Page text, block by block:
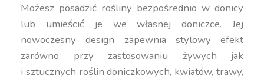
Możesz posadzić rośliny bezpośrednio w donicy
lub umieścić je we własnej doniczce. Jej
nowoczesny design zapewnia stylowy efekt
zarówno przy zastosowaniu żywych jak
i sztucznych roślin doniczkowych, kwiatów, trawy,